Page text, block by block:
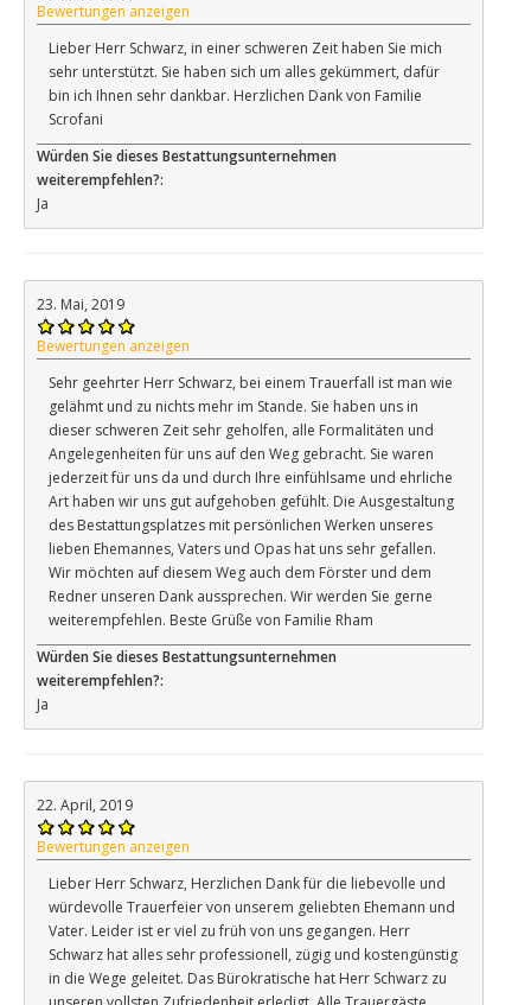
Bewertungen anzeigen
Lieber Herr Schwarz, in einer schweren Zeit haben Sie mich
sehr unterstützt. Sie haben sich um alles gekümmert, dafür
bin ich Ihnen sehr dankbar. Herzlichen Dank von Familie
Scrofani
Würden Sie dieses Bestattungsunternehmen
weiterempfehlen?:
Ja
23. Mai, 2019
Bewertungen anzeigen
Sehr geehrter Herr Schwarz, bei einem Trauerfall ist man wie
gelähmt und zu nichts mehr im Stande. Sie haben uns in
dieser schweren Zeit sehr geholfen, alle Formalitäten und
Angelegenheiten für uns auf den Weg gebracht. Sie waren
jederzeit für uns da und durch Ihre einfühlsame und ehrliche
Art haben wir uns gut aufgehoben gefühlt. Die Ausgestaltung
des Bestattungsplatzes mit persönlichen Werken unseres
lieben Ehemannes, Vaters und Opas hat uns sehr gefallen.
Wir möchten auf diesem Weg auch dem Förster und dem
Redner unseren Dank aussprechen. Wir werden Sie gerne
weiterempfehlen. Beste Grüße von Familie Rham
Würden Sie dieses Bestattungsunternehmen
weiterempfehlen?:
Ja
22. April, 2019
Bewertungen anzeigen
Lieber Herr Schwarz, Herzlichen Dank für die liebevolle und
würdevolle Trauerfeier von unserem geliebten Ehemann und
Vater. Leider ist er viel zu früh von uns gegangen. Herr
Schwarz hat alles sehr professionell, zügig und kostengünstig
in die Wege geleitet. Das Bürokratische hat Herr Schwarz zu